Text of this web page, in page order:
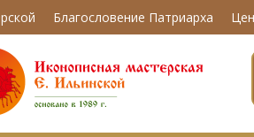
Благословение Патриарха